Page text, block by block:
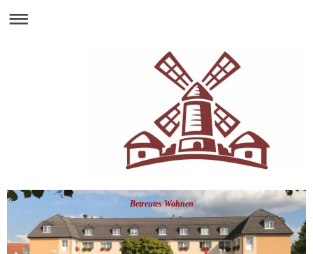
Betreutes Wohnen